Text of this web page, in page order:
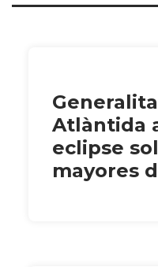
Atlàntida
eclipse
mayores